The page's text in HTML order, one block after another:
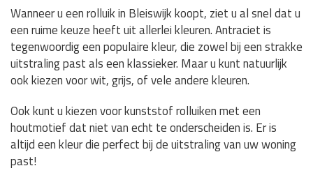
Wanneer u een rolluik in Bleiswijk koopt, ziet u al snel dat u
een ruime keuze heeft uit allerlei kleuren. Antraciet is
tegenwoordig een populaire kleur, die zowel bij een strakke
uitstraling past als een klassieker. Maar u kunt natuurlijk
ook kiezen voor wit, grijs, of vele andere kleuren.
Ook kunt u kiezen voor kunststof rolluiken met een
houtmotief dat niet van echt te onderscheiden is. Er is
altijd een kleur die perfect bij de uitstraling van uw woning
past!